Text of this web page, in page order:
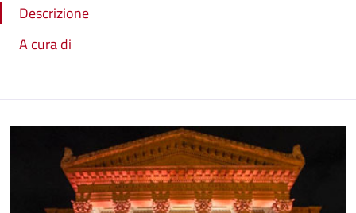
Descrizione
A cura di